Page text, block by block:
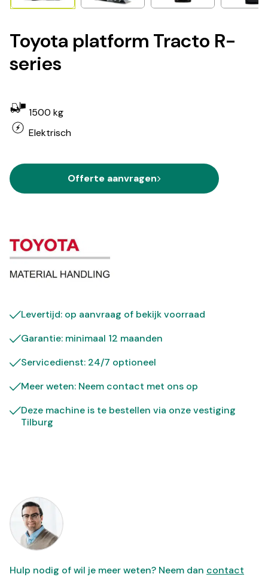
Toyota platform Tracto R-
series
1500 kg
Elektrisch
Offerte aanvragen
Levertijd: op aanvraag of bekijkvoorraad
Garantie: minimaal 12 maanden
Servicedienst: 24/7 optioneel
Meer weten: Neem contact met ons op
Deze machine is te bestellen via onze vestiging
Tilburg
Hulp nodig of wil je meer weten? Neem dan contact